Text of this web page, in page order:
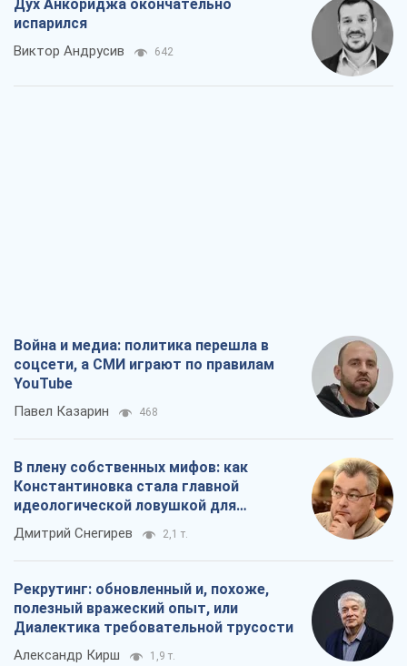
Дух Анкориджа окончательно
испарился
Виктор Андрусив 642
Война и медиа: политика перешла в
соцсети, а СМИ играют по правилам
YouTube
Павел Казарин 468
В плену собственных мифов: как
Константиновка стала главной
идеологической ловушкой для
российских оккупантов
Дмитрий Снегирев 2,1 т.
Рекрутинг: обновленный и, похоже,
полезный вражеский опыт, или
Диалектика требовательной трусости
Александр Кирш 1,9 т.